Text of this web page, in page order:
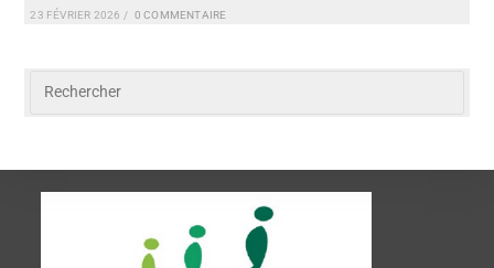
23 FÉVRIER 2026 / 0 COMMENTAIRE